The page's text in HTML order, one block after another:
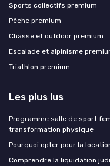
Sports collectifs premium
Pêche premium
Chasse et outdoor premium
Escalade et alpinisme
Triathlon premium
Les plus lus
Programme salle de sport
transformation physique
Pourquoi opter pour la
Comprendre la liquidation